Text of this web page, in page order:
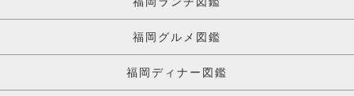
福岡グルメ図鑑
福岡ディナー図鑑